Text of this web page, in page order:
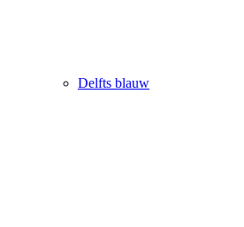
Delfts blauw